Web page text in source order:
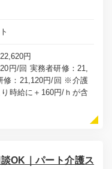
円
円/回 実務者研修：21,
修：21,120円/回 ※介護
時給に＋160円/ｈが含
OK｜パート介護ス